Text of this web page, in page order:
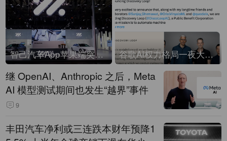
智己汽车App苹果端突然“下架” 谷歌AI权力格局一夜大洗牌
继 OpenAI、Anthropic 之后，Meta
AI 模型测试期间也发生“越界”事件
9
丰田汽车净利或三连跌本财年预降1